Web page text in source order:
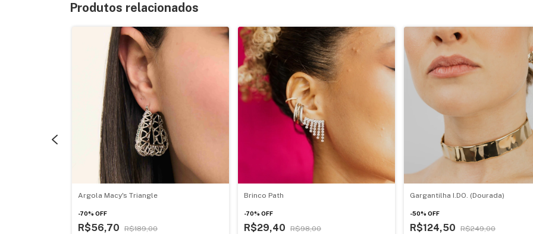
Produtos relacionados
Argola Macy's Triangle
-70% OFF
R$56,70 R$189,00
Brinco Path
-70% OFF
R$29,40 R$98,00
Gargantilha I.DO. (Dourada)
-50% OFF
R$124,50 R$249,00